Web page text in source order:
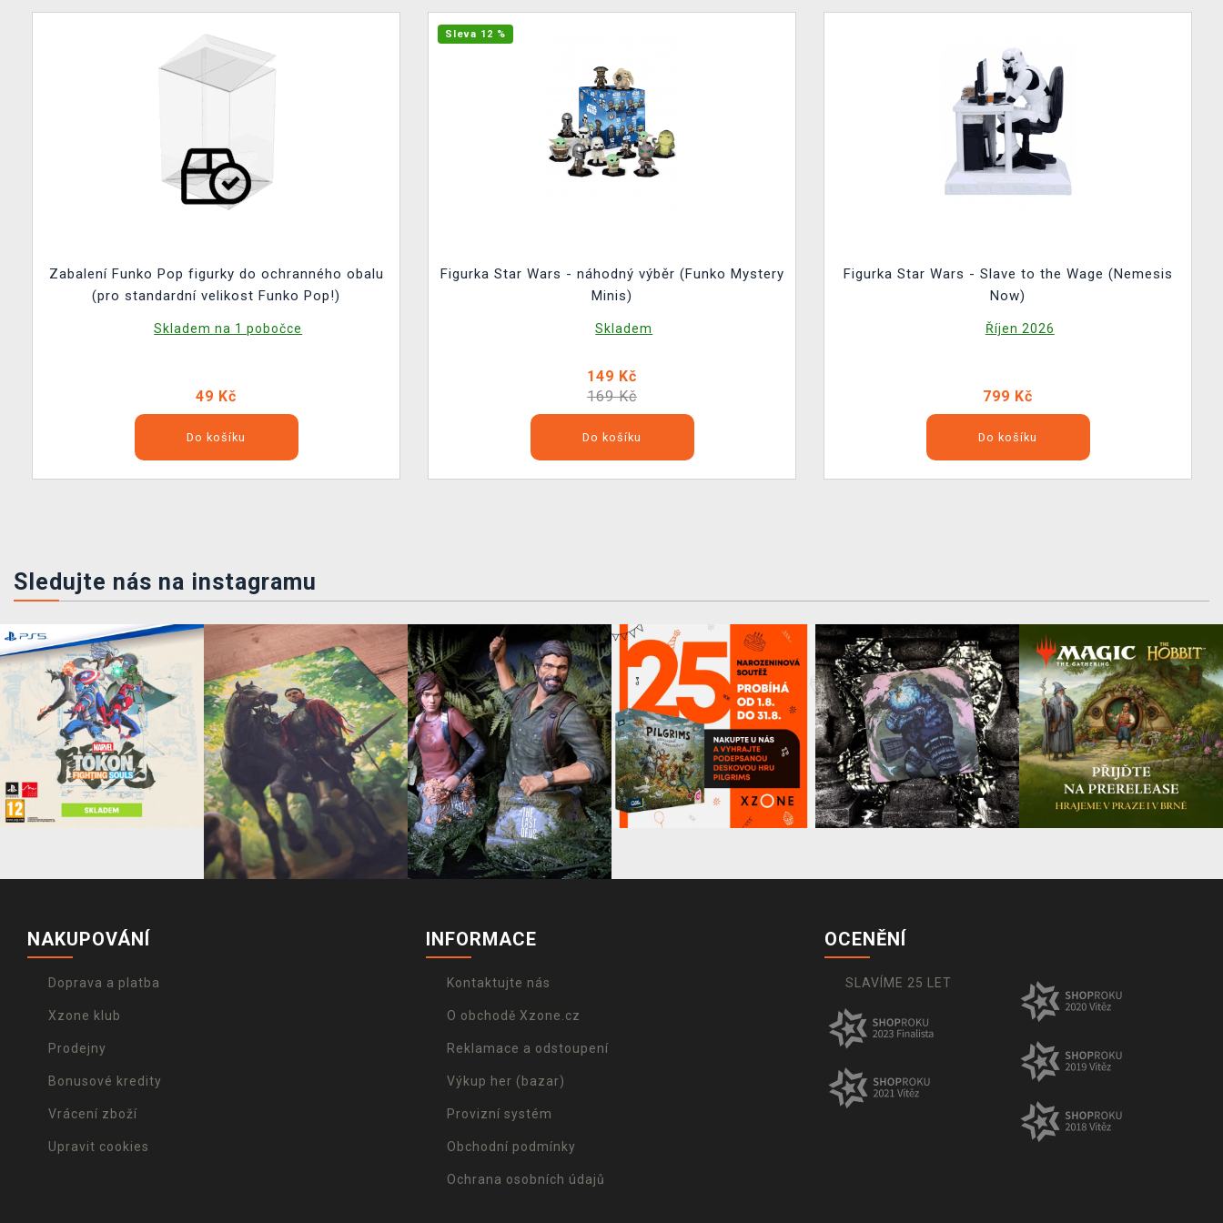
Zabalení Funko Pop figurky do ochranného obalu
(pro standardní velikost Funko Pop!)
Skladem na 1 pobočce
49 Kč
Do košíku
Sleva 12 %
Figurka Star Wars - náhodný výběr (Funko Mystery
Minis)
Skladem
149 Kč
169 Kč
Do košíku
Figurka Star Wars - Slave to the Wage (Nemesis
Now)
Říjen 2026
799 Kč
Do košíku
Sledujte nás na instagramu
NAKUPOVÁNÍ
Doprava a platba
Xzone klub
Prodejny
Bonusové kredity
Vrácení zboží
Upravit cookies
INFORMACE
Kontaktujte nás
O obchodě Xzone.cz
Reklamace a odstoupení
Výkup her (bazar)
Provizní systém
Obchodní podmínky
Ochrana osobních údajů
OCENĚNÍ
SLAVÍME 25 LET